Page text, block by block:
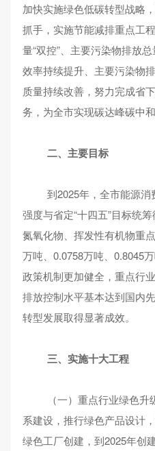
加快实施绿色低碳转型战略
抓手，实施节能减排重点工
量“双控”、主要污染物排放
效率持续提升、主要污染物
质量持续改善，努力完成省
务，为全市实现碳达峰碳中
二、主要目标
到2025年，全市能源
强度与省定“十四五”目标统
氮氧化物、挥发性有机物重
万吨、0.0758万吨、0.8045
政策机制更加健全，重点行
排放控制水平基本达到国内
转型发展取得显著成效。
三、实施十大工程
（一）重点行业绿色
系建设，推行绿色产品设计
绿色工厂创建，到2025年创